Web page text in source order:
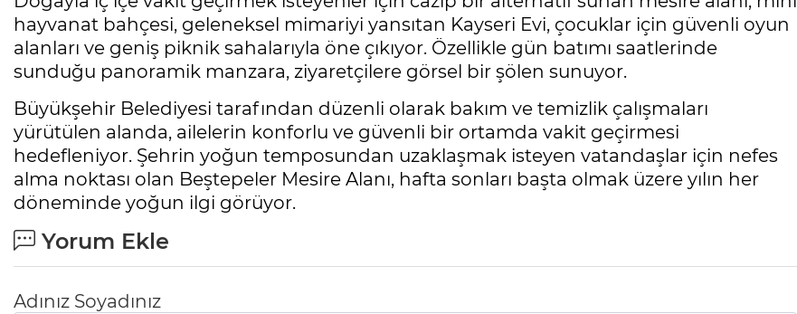
hayvanat bahçesi, geleneksel mimariyi yansıtan Kayseri Evi, çocuklar için güvenli oyun
alanları ve geniş piknik sahalarıyla öne çıkıyor. Özellikle gün batımı saatlerinde
sunduğu panoramik manzara, ziyaretçilere görsel bir şölen sunuyor.
Büyükşehir Belediyesi tarafından düzenli olarak bakım ve temizlik çalışmaları
yürütülen alanda, ailelerin konforlu ve güvenli bir ortamda vakit geçirmesi
hedefleniyor. Şehrin yoğun temposundan uzaklaşmak isteyen vatandaşlar için nefes
alma noktası olan Beştepeler Mesire Alanı, hafta sonları başta olmak üzere yılın her
döneminde yoğun ilgi görüyor.
Yorum Ekle
Adınız Soyadınız